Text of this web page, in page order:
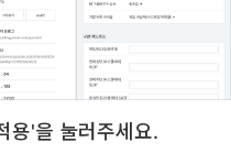
용'을 눌러주세요.